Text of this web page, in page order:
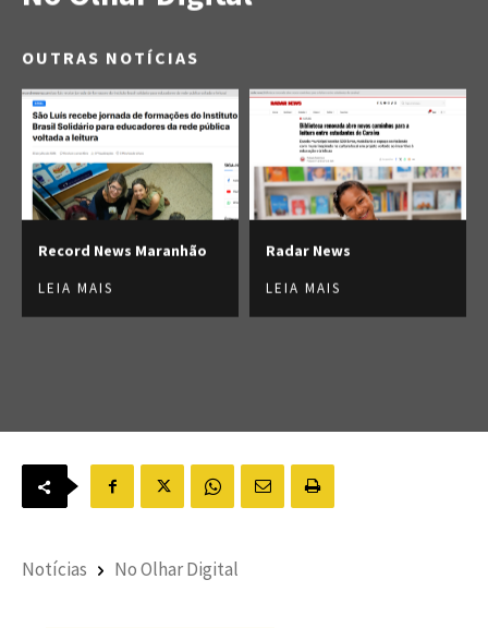
OUTRAS NOTÍCIAS
Record News Maranhão
LEIA MAIS
Radar News
LEIA MAIS
Notícias No Olhar Digital